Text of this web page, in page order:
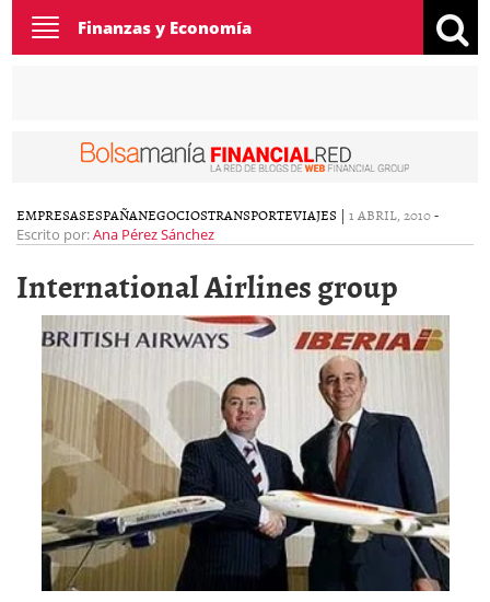
Toggle
navigation
Finanzas y Economía
EMPRESASESPAÑANEGOCIOSTRANSPORTEVIAJES | 1 ABRIL, 2010-
Escrito por:Ana Pérez Sánchez
International Airlines group